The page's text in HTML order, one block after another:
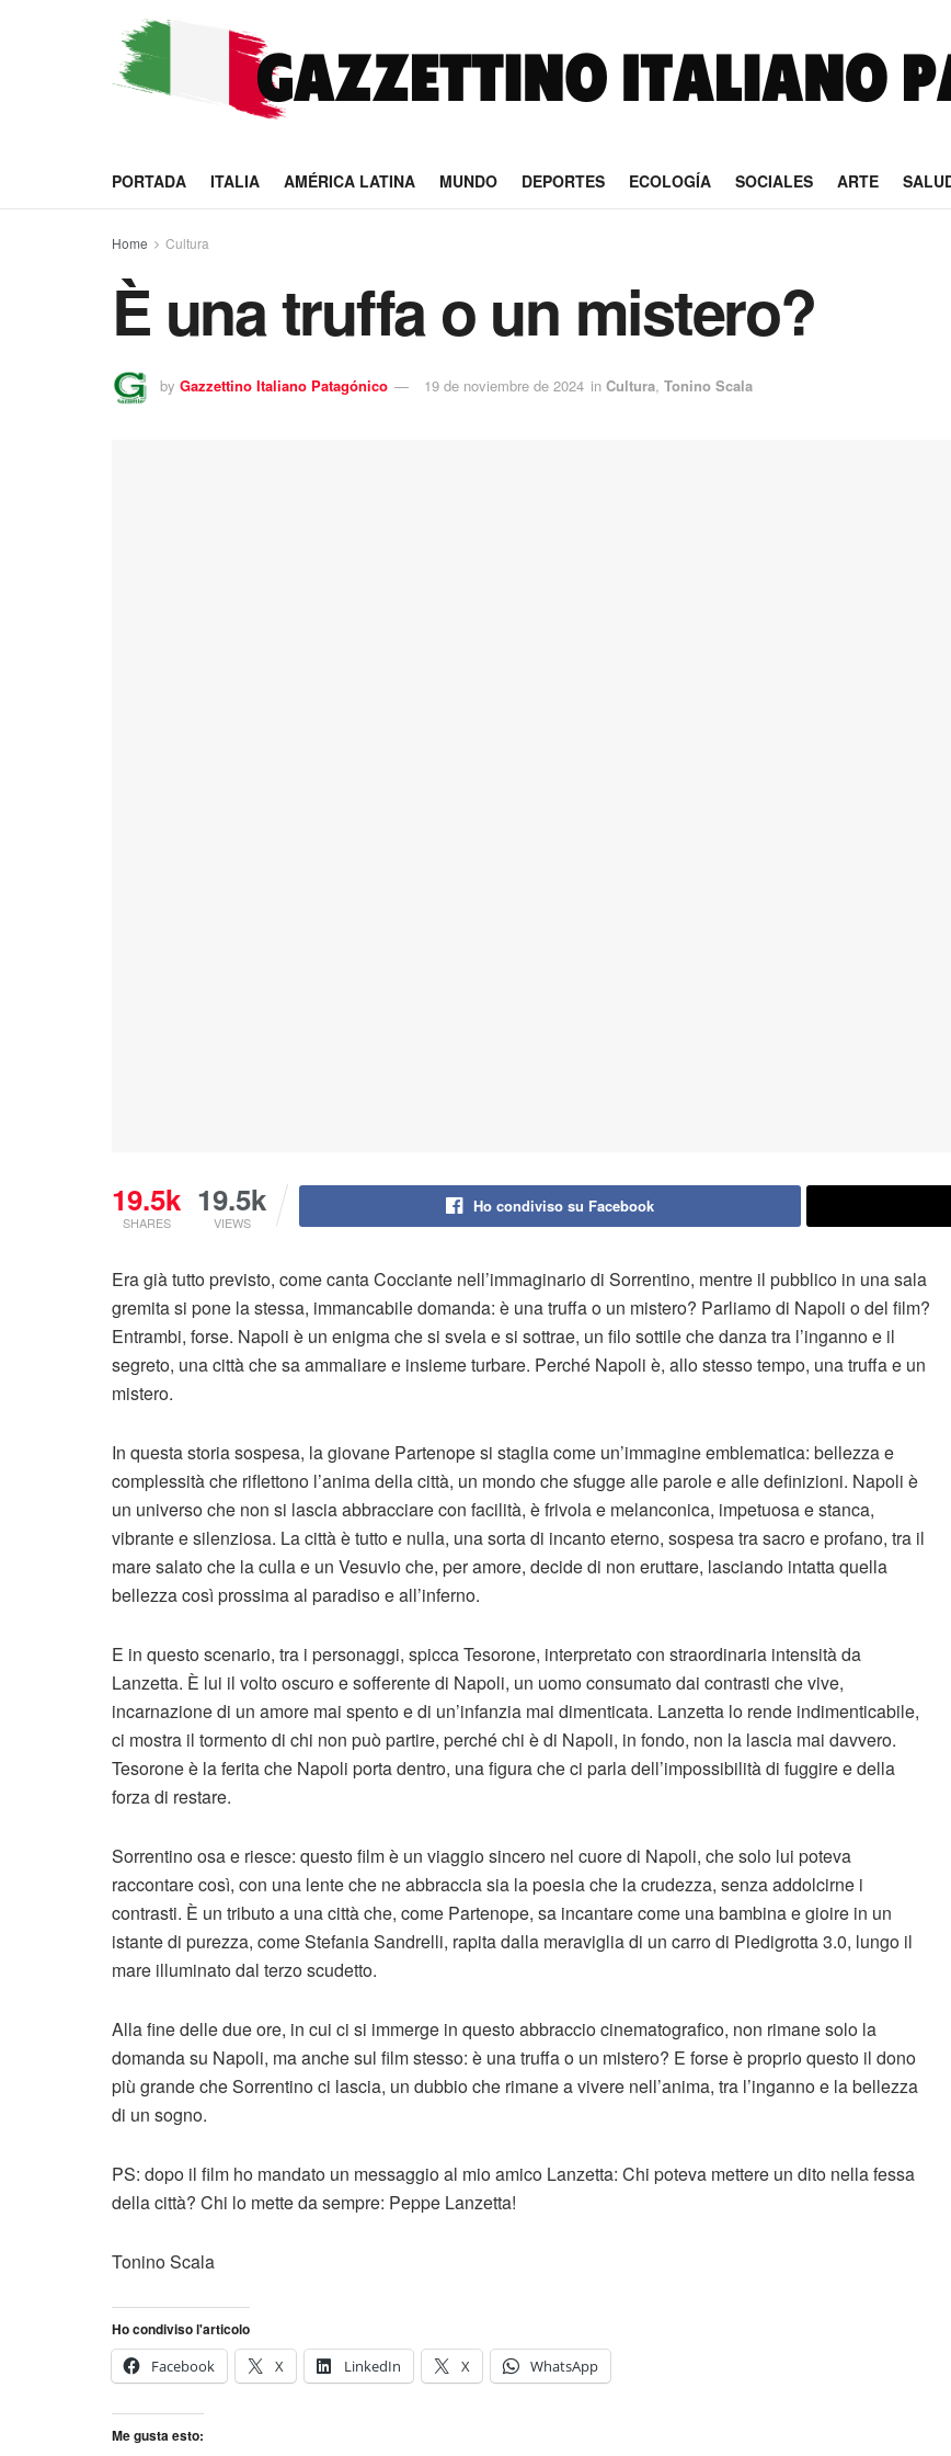
PORTADA ITALIA AMÉRICA LATINA MUNDO DEPORTES ECOLOGÍA SOCIALES ARTE
Home Cultura
È una truffa o un mistero?
by Gazzettino Italiano Patagónico 19 de noviembre de 2024 in Cultura, Tonino Scala
19.5k
SHARES
19.5k
VIEWS
Ho condiviso su Facebook
Era già tutto previsto, come canta Cocciante nell’immaginario di Sorrentino, mentre il pubblico in una sala
gremita si pone la stessa, immancabile domanda: è una truffa o un mistero? Parliamo di Napoli o del film?
Entrambi, forse. Napoli è un enigma che si svela e si sottrae, un filo sottile che danza tra l’inganno e il
segreto, una città che sa ammaliare e insieme turbare. Perché Napoli è, allo stesso tempo, una truffa e un
mistero.
In questa storia sospesa, la giovane Partenope si staglia come un’immagine emblematica: bellezza e
complessità che riflettono l’anima della città, un mondo che sfugge alle parole e alle definizioni. Napoli è
un universo che non si lascia abbracciare con facilità, è frivola e melanconica, impetuosa e stanca,
vibrante e silenziosa. La città è tutto e nulla, una sorta di incanto eterno, sospesa tra sacro e profano, tra il
mare salato che la culla e un Vesuvio che, per amore, decide di non eruttare, lasciando intatta quella
bellezza così prossima al paradiso e all’inferno.
E in questo scenario, tra i personaggi, spicca Tesorone, interpretato con straordinaria intensità da
Lanzetta. È lui il volto oscuro e sofferente di Napoli, un uomo consumato dai contrasti che vive,
incarnazione di un amore mai spento e di un’infanzia mai dimenticata. Lanzetta lo rende indimenticabile,
ci mostra il tormento di chi non può partire, perché chi è di Napoli, in fondo, non la lascia mai davvero.
Tesorone è la ferita che Napoli porta dentro, una figura che ci parla dell’impossibilità di fuggire e della
forza di restare.
Sorrentino osa e riesce: questo film è un viaggio sincero nel cuore di Napoli, che solo lui poteva
raccontare così, con una lente che ne abbraccia sia la poesia che la crudezza, senza addolcirne i
contrasti. È un tributo a una città che, come Partenope, sa incantare come una bambina e gioire in un
istante di purezza, come Stefania Sandrelli, rapita dalla meraviglia di un carro di Piedigrotta 3.0, lungo il
mare illuminato dal terzo scudetto.
Alla fine delle due ore, in cui ci si immerge in questo abbraccio cinematografico, non rimane solo la
domanda su Napoli, ma anche sul film stesso: è una truffa o un mistero? E forse è proprio questo il dono
più grande che Sorrentino ci lascia, un dubbio che rimane a vivere nell’anima, tra l’inganno e la bellezza
di un sogno.
PS: dopo il film ho mandato un messaggio al mio amico Lanzetta: Chi poteva mettere un dito nella fessa
della città? Chi lo mette da sempre: Peppe Lanzetta!
Tonino Scala
Ho condiviso l'articolo
Facebook
X LinkedIn X WhatsApp
Me gusta esto: